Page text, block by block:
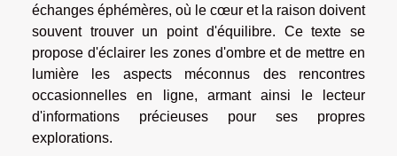
échanges éphémères, où le cœur et la raison doivent
souvent trouver un point d'équilibre. Ce texte se
propose d'éclairer les zones d'ombre et de mettre en
lumière les aspects méconnus des rencontres
occasionnelles en ligne, armant ainsi le lecteur
d'informations précieuses pour ses propres
explorations.